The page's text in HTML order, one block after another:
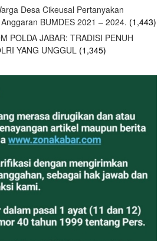
Desa Cikeusal Pertanyakan
BUMDES 2021 – 2024. (1,443)
POLDA JABAR: TRADISI PENUH
YANG UNGGUL (1,345)